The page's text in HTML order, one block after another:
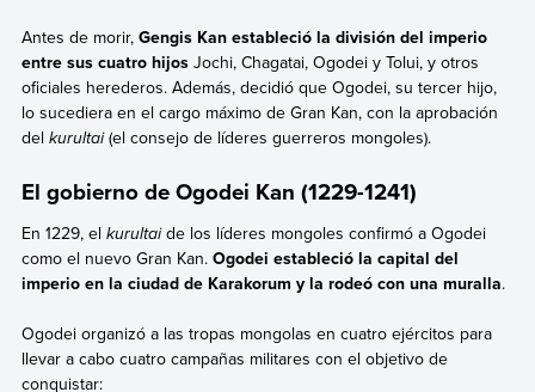
Antes de morir, Gengis Kan estableció la división del imperio
entre sus cuatro hijosJochi, Chagatai, Ogodei y Tolui, y otros
oficiales herederos. Además, decidió que Ogodei, su tercer hijo,
lo sucediera en el cargo máximo de Gran Kan, con la aprobación
del kurultai(el consejo de líderes guerreros mongoles).
El gobierno de Ogodei Kan (1229-1241)
En 1229, el kurultaide los líderes mongoles confirmó a Ogodei
como el nuevo Gran Kan. Ogodei estableció la capital del
imperio en la ciudad de Karakorum y la rodeó con una muralla.
Ogodei organizó a las tropas mongolas en cuatro ejércitos para
llevar a cabo cuatro campañas militares con el objetivo de
conquistar: